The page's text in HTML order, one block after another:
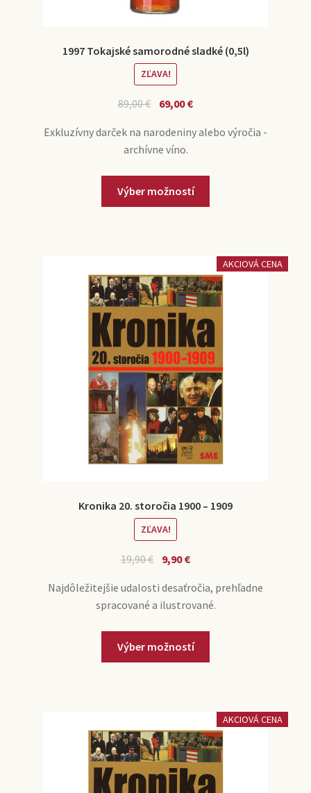
1997 Tokajské samorodné sladké (0,5l)
ZĽAVA!
89,00€ 69,00€
Exkluzívny darček na narodeniny alebo výročia -
archívne víno.
Výber možností
AKCIOVÁ CENA
Kronika 20. storočia 1900 – 1909
ZĽAVA!
19,90€ 9,90€
Najdôležitejšie udalosti desaťročia, prehľadne
spracované a ilustrované.
Výber možností
AKCIOVÁ CENA